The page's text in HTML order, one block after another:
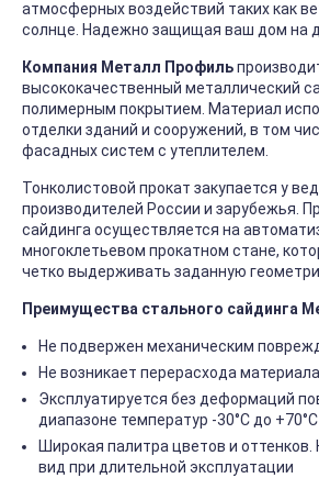
атмосферных воздействий таких как
солнце. Надежно защищая ваш дом на
Компания Металл Профиль
высококачественный металлический
полимерным покрытием. Материал
отделки зданий и сооружений, в том
фасадных систем с утеплителем.
Тонколистовой прокат закупается у
производителей России и зарубежья.
сайдинга осуществляется на
многоклетьевом прокатном стане,
четко выдерживать заданную
Преимущества стального сайдинга
Не подвержен механическим
Не возникает перерасхода
Эксплуатируется без деформаций
диапазоне температур -30°C до +70°C
Широкая палитра цветов и
вид при длительной эксплуатации